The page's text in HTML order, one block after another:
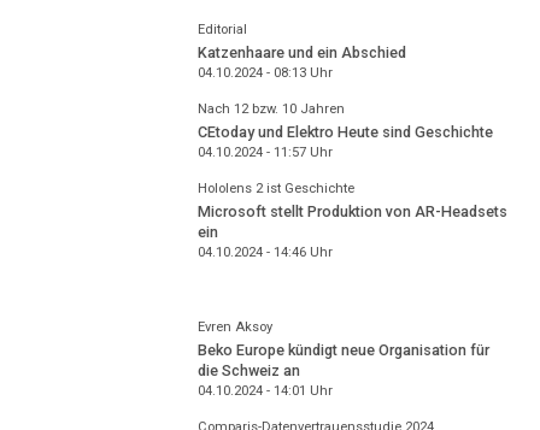
Editorial
Katzenhaare und ein Abschied
04.10.2024 - 08:13Uhr
Nach 12 bzw. 10 Jahren
CEtoday und Elektro Heute sind Geschichte
04.10.2024 - 11:57Uhr
Hololens 2 ist Geschichte
Microsoft stellt Produktion von AR-Headsets
ein
04.10.2024 - 14:46Uhr
Evren Aksoy
Beko Europe kündigt neue Organisation für
die Schweiz an
04.10.2024 - 14:01 Uhr